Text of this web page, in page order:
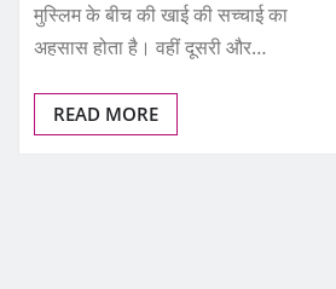
मुस्लिम के बीच की खाई की सच्चाई का
अहसास होता है। वहीं दूसरी और…
READ MORE